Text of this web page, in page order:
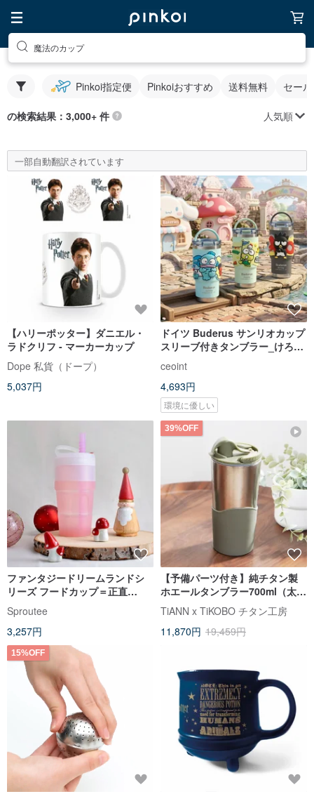
魔法のカップ
Pinkoi指定便 Pinkoiおすすめ 送料無料 セー
の検索結果：3,000+ 件 人気順
一部自動翻訳されています
【ハリーポッター】ダニエル・
ラドクリフ - マーカーカップ
Dope 私貨（ドープ）
5,037円
ドイツ Buderus サンリオカップ
スリーブ付きタンブラー_けろっ
ぴ_バッドばつ丸_ハンギョドン
ceoint
4,693円
環境に優しい
ファンタジードリームランドシ
リーズ フードカップ＝正直
730ml 大容量 ハートの女王
Sproutee
3,257円
39%OFF
【予備パーツ付き】純チタン製
ホエールタンブラー700ml（太ス
トロー）コールドタンブラー/ス
トロータンブラー/ドリンクカッ
プ
TiANN x TiKOBO チタン工房
11,870円 19,459円
15%OFF